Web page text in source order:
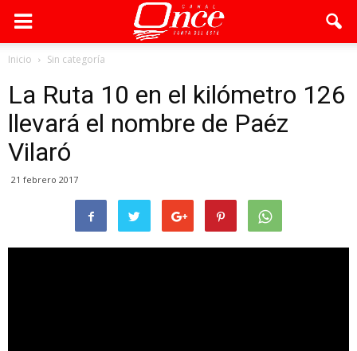
Inicio Sin categoría
La Ruta 10 en el kilómetro 126
llevará el nombre de Paéz
Vilaró
21 febrero 2017